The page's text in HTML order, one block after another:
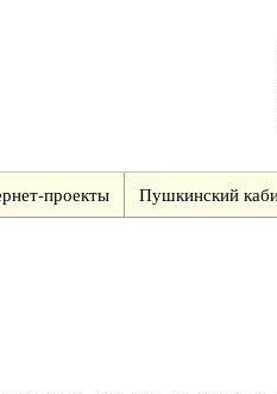
проекты Пушкинский